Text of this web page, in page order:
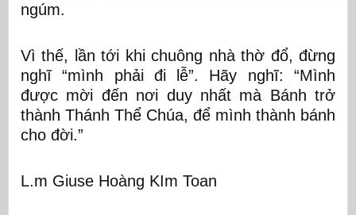
ngúm.
Vì thế, lần tới khi chuông nhà thờ đổ, đừng
nghĩ “mình phải đi lễ”. Hãy nghĩ: “Mình
được mời đến nơi duy nhất mà Bánh trở
thành Thánh Thể Chúa, để mình thành bánh
cho đời.”
L.m Giuse Hoàng KIm Toan